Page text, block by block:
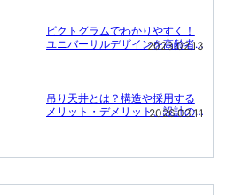
ピクトグラムでわかりやすく！
ユニバーサルデザインを高齢者
2023.02.13
吊り天井とは？構造や採用する
メリット・デメリット、設計の
2026.03.11